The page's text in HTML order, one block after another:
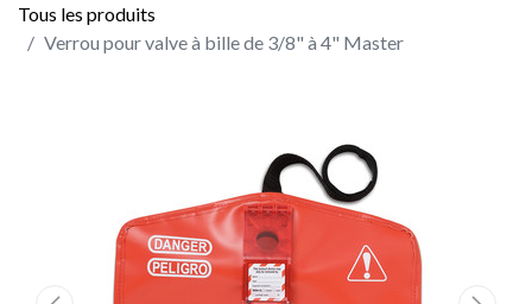
Tous les produits
Verrou pour valve à bille de 3/8" à 4" Master